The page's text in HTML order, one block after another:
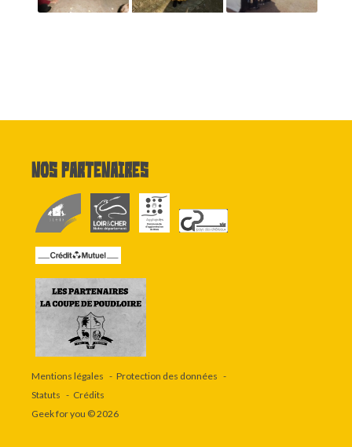
Nos partenaires
Mentions légales
Protection des données
Statuts
Crédits
Geek for you © 2026